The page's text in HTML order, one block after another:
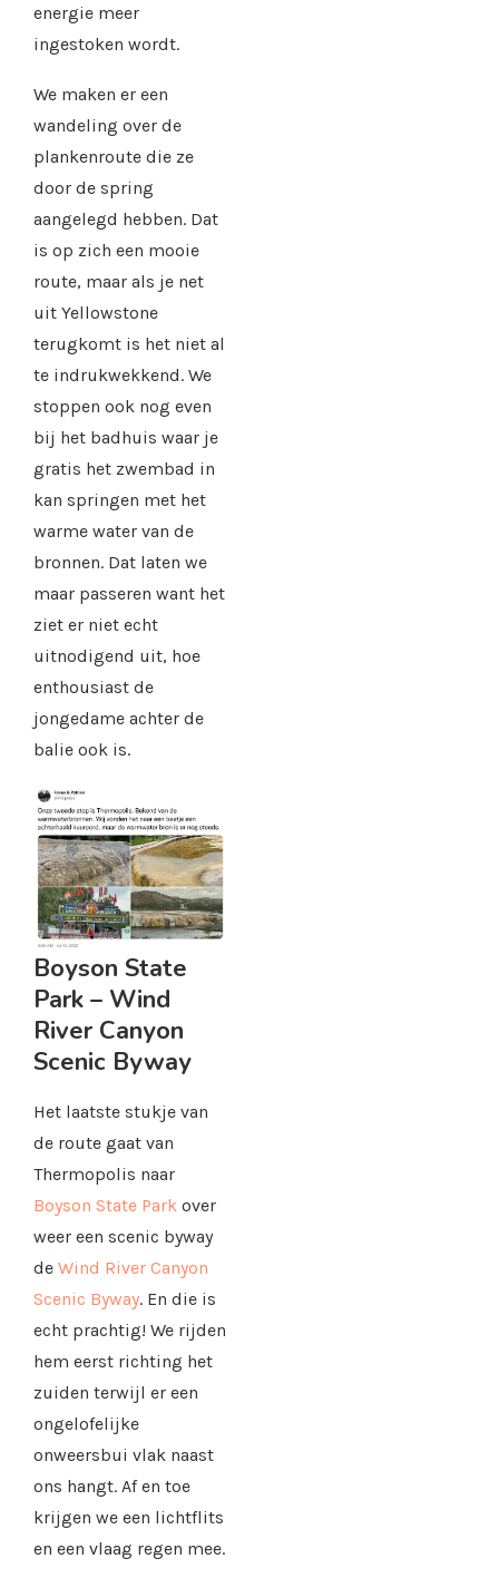
energie meer
ingestoken wordt.
We maken er een
wandeling over de
plankenroute die ze
door de spring
aangelegd hebben. Dat
is op zich een mooie
route, maar als je net
uit Yellowstone
terugkomt is het niet al
te indrukwekkend. We
stoppen ook nog even
bij het badhuis waar je
gratis het zwembad in
kan springen met het
warme water van de
bronnen. Dat laten we
maar passeren want het
ziet er niet echt
uitnodigend uit, hoe
enthousiast de
jongedame achter de
balie ook is.
Boyson State
Park – Wind
River Canyon
Scenic Byway
Het laatste stukje van
de route gaat van
Thermopolis naar
Boyson State Park over
weer een scenic byway
de Wind River Canyon
Scenic Byway. En die is
echt prachtig! We rijden
hem eerst richting het
zuiden terwijl er een
ongelofelijke
onweersbui vlak naast
ons hangt. Af en toe
krijgen we een lichtflits
en een vlaag regen mee.